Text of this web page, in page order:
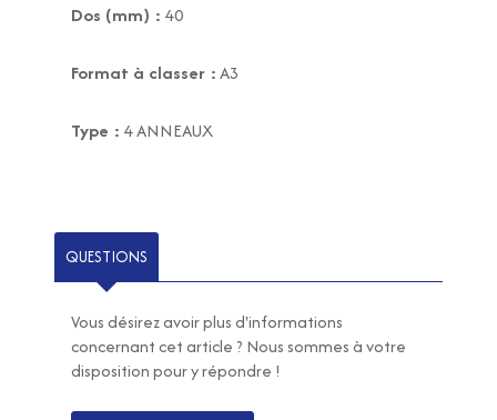
Dos (mm) : 40
Format à classer :A3
Type : 4 ANNEAUX
QUESTIONS
Vous désirez avoir plus d'informations
concernant cet article ? Nous sommes à votre
disposition pour y répondre !